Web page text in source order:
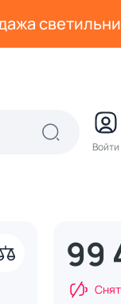
Войти
99